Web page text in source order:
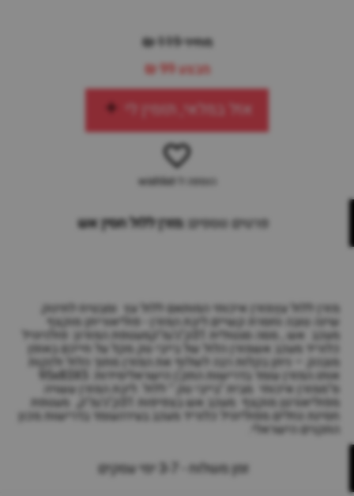
מחיר 119 ₪
מבצע99 ₪
אזל במלאי, תזמין לי
הוספה ל-wishlist
פרטים נוספים:מזרן ללול חסין אש
מזרן ללול עץמזרן איכותי המותאם ללול עץ ומבטיח לתינוק
שינה טובה וחסרת קשיים.ליבת המזרן - פוליאוריתן מוקצף
מעכב אש , מסה סגטולית 31ק"ג/מ"קמעטפת המזרון: פולניוניל
כלוריד מעכב אשמזרן הלול של בייבי טק מקל על חייכם באופן
מובהק – ניתן בקלות רבה לשלוף את המזרן מתוך הלול ולנקות
אותו.המזרן עומד בדרישות התק'ן הישראלימידות: 95x83X5
ס"ממזרן איכותי מבית "בייבי טק " ללול .ליבת המזרן עשויה
מפוליאורטן מוקצף מעכב אש בצפיפות 31ק"ג/מ"ק, מעטפת
חסינת נוזלים מפוליוניל כלוריד מעכב בעירהעומד בדרישות מכון
התקנים הישראלי.
זמן משלוח - 3-7 ימי עסקים